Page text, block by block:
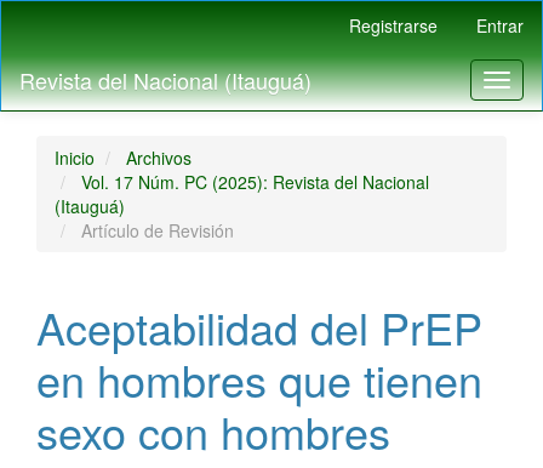
Contenido
principal
Barra
Registrarse Entrar
Revista del Nacional (Itauguá)
Inicio
Archivos
Vol. 17 Núm. PC (2025): Revista del Nacional
(Itauguá)
Artículo de Revisión
Aceptabilidad del PrEP
en hombres que tienen
sexo con hombres